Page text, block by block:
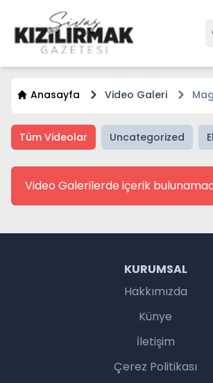
Anasayfa Video Galeri
Tüm Videolar Uncategorized
Video Galerilerde içerik
KURUMSAL
Hakkımızda
Künye
İletişim
Çerez Politikası